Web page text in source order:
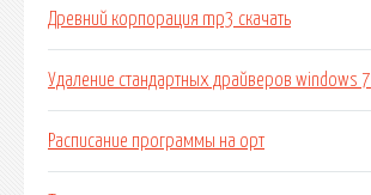
Древний корпорация mp3 скачать
Удаление стандартных драйверов windows 7
Расписание программы на орт